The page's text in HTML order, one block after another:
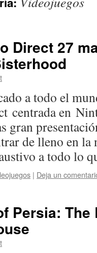
Direct 27
a todo el
centrada en
gran
de lleno en la
a todo lo
| Deja un
Persia: